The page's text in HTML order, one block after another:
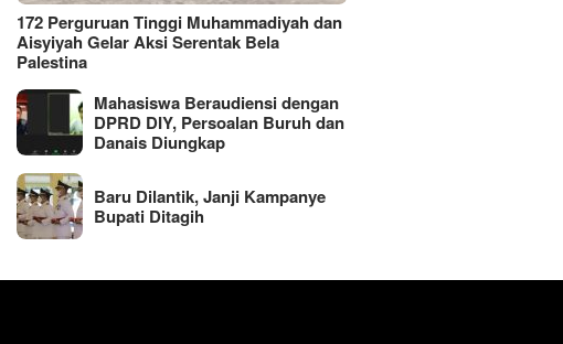
172 Perguruan Tinggi Muhammadiyah dan
Aisyiyah Gelar Aksi Serentak Bela
Palestina
Mahasiswa Beraudiensi dengan
DPRD DIY, Persoalan Buruh dan
Danais Diungkap
Baru Dilantik, Janji Kampanye
Bupati Ditagih